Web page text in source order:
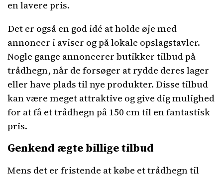
en lavere pris.
Det er også en god idé at holde øje med
annoncer i aviser og på lokale opslagstavler.
Nogle gange annoncerer butikker tilbud på
trådhegn, når de forsøger at rydde deres lager
eller have plads til nye produkter. Disse tilbud
kan være meget attraktive og give dig mulighed
for at få et trådhegn på 150 cm til en fantastisk
pris.
Genkend ægte billige tilbud
Mens det er fristende at købe et trådhegn til